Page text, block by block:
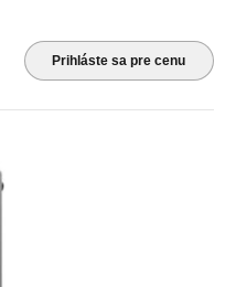
Prihláste sa pre cenu